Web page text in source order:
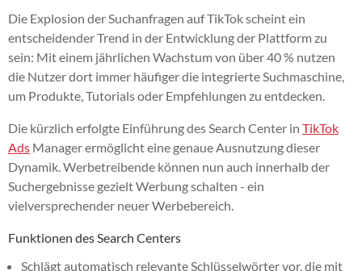
Die Explosion der Suchanfragen auf TikTok scheint ein
entscheidender Trend in der Entwicklung der Plattform zu
sein: Mit einem jährlichen Wachstum von über 40 % nutzen
die Nutzer dort immer häufiger die integrierte Suchmaschine,
um Produkte, Tutorials oder Empfehlungen zu entdecken.
Die kürzlich erfolgte Einführung des Search Center in TikTok
Ads Manager ermöglicht eine genaue Ausnutzung dieser
Dynamik. Werbetreibende können nun auch innerhalb der
Suchergebnisse gezielt Werbung schalten - ein
vielversprechender neuer Werbebereich.
Funktionen des Search Centers
Schlägt automatisch relevante Schlüsselwörter vor, die mit